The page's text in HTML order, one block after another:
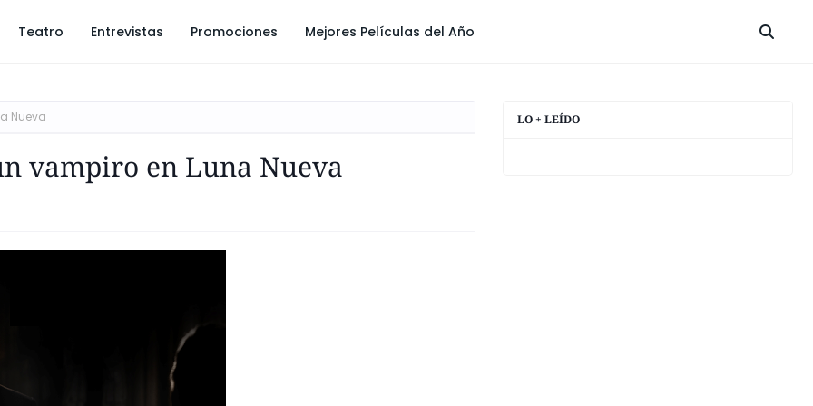
Teatro Entrevistas Promociones Mejores Películas del Año
Nueva
vampiro en Luna Nueva
LO + LEÍDO